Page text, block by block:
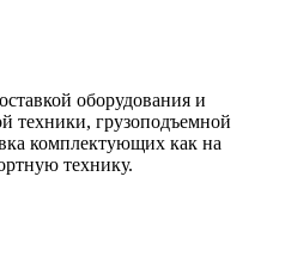
оборудования и
техники, грузоподъемной
комплектующих как на
технику.